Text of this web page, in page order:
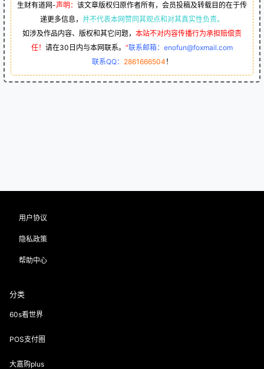
生财有道网-声明： 该文章版权归原作者所有，会员投稿及转载目的在于传
递更多信息， 并不代表本网赞同其观点和对其真实性负责。
如涉及作品内容、版权和其它问题， 本站不对内容传播行为承担赔偿责
任！ 请在30日内与本网联系。 “联系邮箱：enofun@foxmail.com
联系QQ： 2861666504 ！
用户协议
隐私政策
帮助中心
分类
60s看世界
POS支付圈
大嘉购plus